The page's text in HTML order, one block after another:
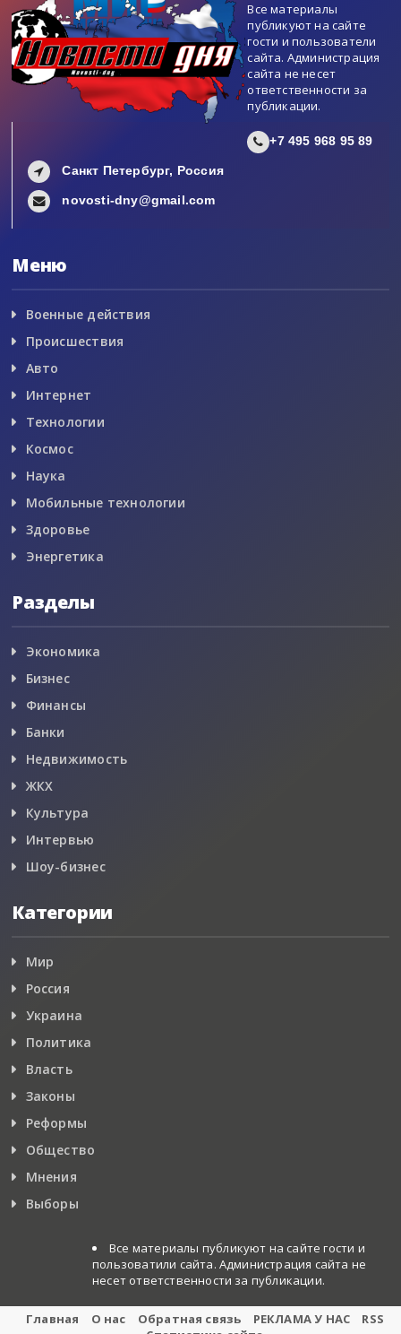
Все материалы
публикуют на сайте
гости и пользователи
сайта. Администрация
сайта не несет
ответственности за
публикации.
+7 495 968 95 89
Санкт Петербург, Россия
novosti-dny@gmail.com
Меню
Военные действия
Происшествия
Авто
Интернет
Технологии
Космос
Наука
Мобильные технологии
Здоровье
Энергетика
Разделы
Экономика
Бизнес
Финансы
Банки
Недвижимость
ЖКХ
Культура
Интервью
Шоу-бизнес
Категории
Мир
Россия
Украина
Политика
Власть
Законы
Реформы
Общество
Мнения
Выборы
Все материалы публикуют на сайте гости и
пользоватили сайта. Администрация сайта не
несет ответственности за публикации.
Главная О нас Обратная связь РЕКЛАМА У НАС
RSS